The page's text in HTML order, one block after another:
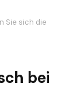
Sie sich die
bei